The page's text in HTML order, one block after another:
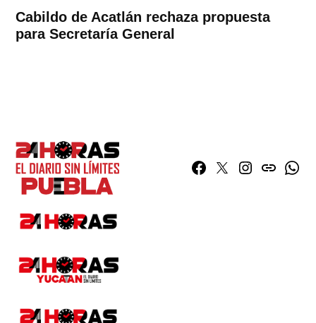
Cabildo de Acatlán rechaza propuesta
para Secretaría General
Facebook
TwitterInstagram
issuu